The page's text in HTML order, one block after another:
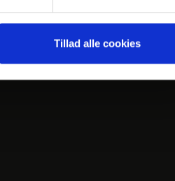
Tillad alle cookies
FIND OS